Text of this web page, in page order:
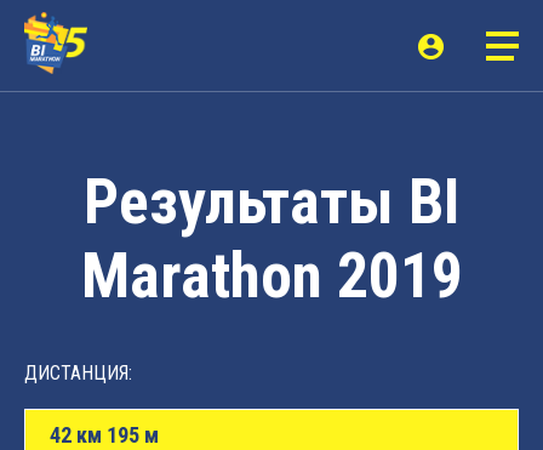
Результаты BI
Marathon 2019
ДИСТАНЦИЯ:
42 км 195 м